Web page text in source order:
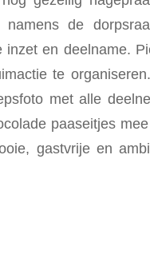
namens de
inzet en deelname.
te
met alle
paaseitjes
gastvrije en